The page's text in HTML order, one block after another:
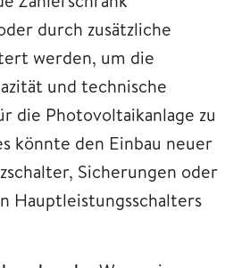
durch zusätzliche
werden, um die
und technische
die Photovoltaikanlage zu
könnte den Einbau neuer
Sicherungen oder
Hauptleistungsschalters